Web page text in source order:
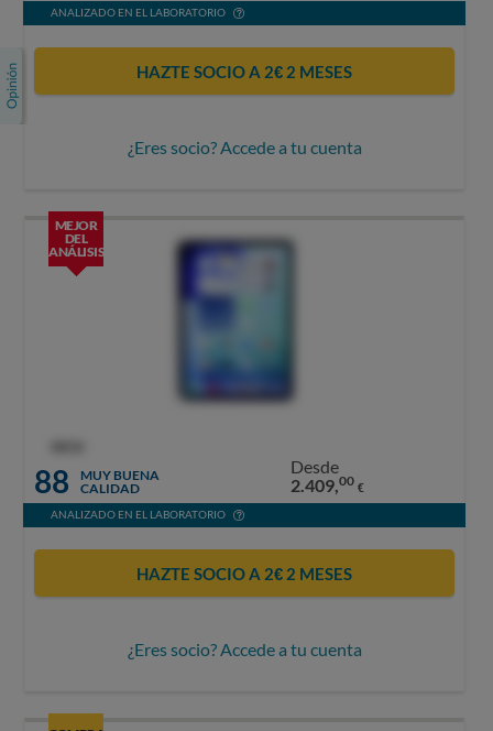
ANALIZADO EN EL LABORATORIO
HAZTE SOCIO A 2€ 2 MESES
¿Eres socio? Accede a tu cuenta
MEJOR
DEL
ANÁLISIS
88
MUY BUENA
CALIDAD
Desde
2.409,00 €
ANALIZADO EN EL LABORATORIO
HAZTE SOCIO A 2€ 2 MESES
¿Eres socio? Accede a tu cuenta